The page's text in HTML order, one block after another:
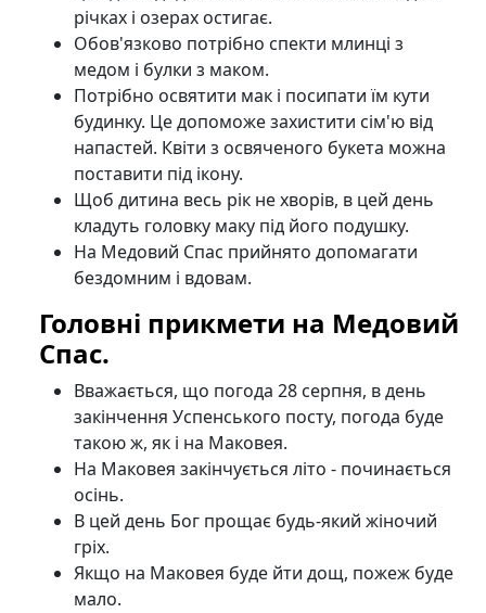
річках і озерах остигає.
Обов'язково потрібно спекти млинці з
медом і булки з маком.
Потрібно освятити мак і посипати їм кути
будинку. Це допоможе захистити сім'ю від
напастей. Квіти з освяченого букета можна
поставити під ікону.
Щоб дитина весь рік не хворів, в цей день
кладуть головку маку під його подушку.
На Медовий Спас прийнято допомагати
бездомним і вдовам.
Головні прикмети на Медовий
Спас.
Вважається, що погода 28 серпня, в день
закінчення Успенського посту, погода буде
такою ж, як і на Маковея.
На Маковея закінчується літо - починається
осінь.
В цей день Бог прощає будь-який жіночий
гріх.
Якщо на Маковея буде йти дощ, пожеж буде
мало.